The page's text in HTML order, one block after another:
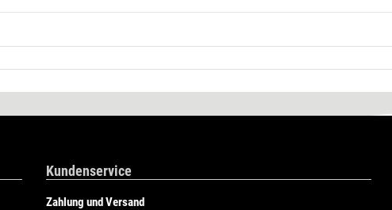
Kundenservice
Zahlung und Versand